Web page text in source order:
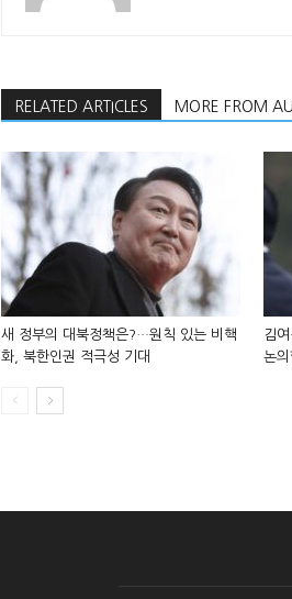
RELATED ARTICLES MORE FROM
새 정부의 대북정책은?…원칙 있는 비핵
화, 북한인권 적극성 기대
김
논의